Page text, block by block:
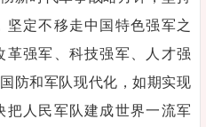
定不移走中国特色强军之
革强军、科技强军、人才强
防和军队现代化，如期实现
把人民军队建成世界一流军